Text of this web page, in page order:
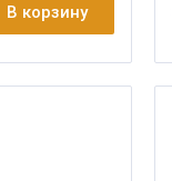
В корзину